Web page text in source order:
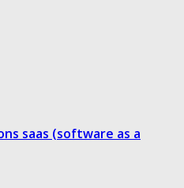
saas (software as a